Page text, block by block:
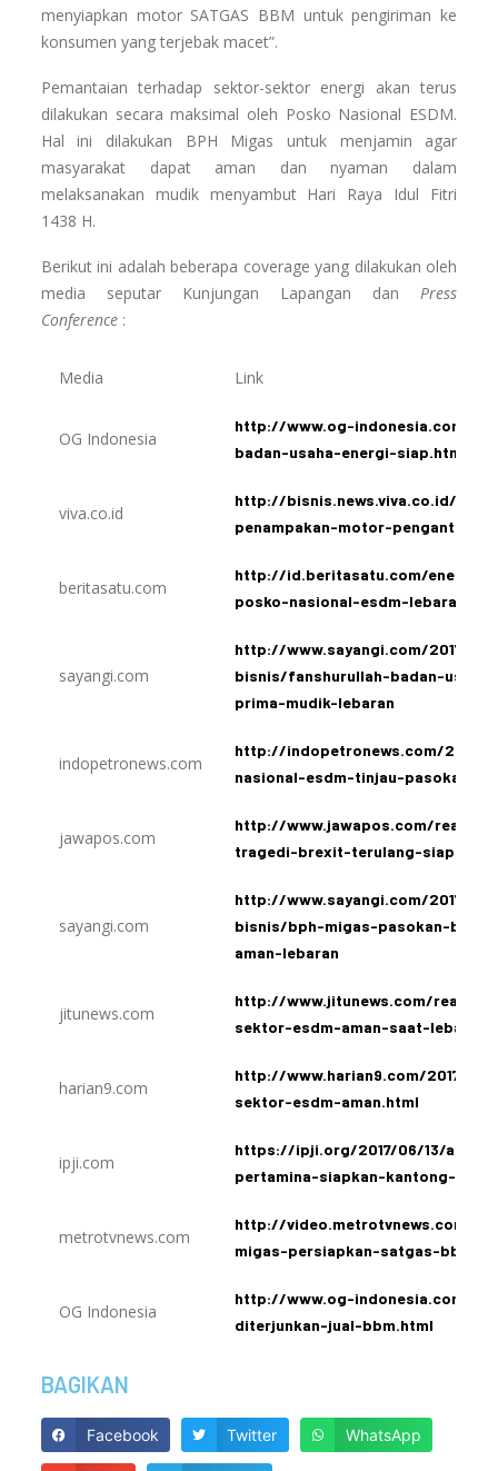
menyiapkan motor SATGAS BBM untuk pengiriman ke
konsumen yang terjebak macet”.
Pemantaian terhadap sektor-sektor energi akan terus
dilakukan secara maksimal oleh Posko Nasional ESDM.
Hal ini dilakukan BPH Migas untuk menjamin agar
masyarakat dapat aman dan nyaman dalam
melaksanakan mudik menyambut Hari Raya Idul Fitri
1438 H.
Berikut ini adalah beberapa coverage yang dilakukan oleh
media seputar Kunjungan Lapangan dan Press
Conference :
Media Link
OG Indonesia
http://www.og-indonesia.com/
badan-usaha-energi-siap.html
viva.co.id
http://bisnis.news.viva.co.id/
penampakan-motor-pengantar-
beritasatu.com
http://id.beritasatu.com/energy/
posko-nasional-esdm-lebaran/
sayangi.com
http://www.sayangi.com/2017/06/
bisnis/fanshurullah-badan-
prima-mudik-lebaran
indopetronews.com
http://indopetronews.com/2017/
nasional-esdm-tinjau-pasokan-
jawapos.com
http://www.jawapos.com/read/
tragedi-brexit-terulang-siapkan-
sayangi.com
http://www.sayangi.com/2017/06/
bisnis/bph-migas-pasokan-
aman-lebaran
jitunews.com
http://www.jitunews.com/read/
sektor-esdm-aman-saat-lebaran
harian9.com
http://www.harian9.com/2017/
sektor-esdm-aman.html
ipji.com
https://ipji.org/2017/06/13/
pertamina-siapkan-kantong-
metrotvnews.com
http://video.metrotvnews.com//
migas-persiapkan-satgas-bbm-
OG Indonesia
http://www.og-indonesia.com/
diterjunkan-jual-bbm.html
BAGIKAN
Facebook Twitter WhatsApp